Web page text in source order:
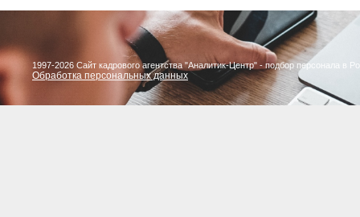
1997-2026 Сайт кадрового агентства "Аналитик-Центр" - подбор персонала в
Обработка персональных данных